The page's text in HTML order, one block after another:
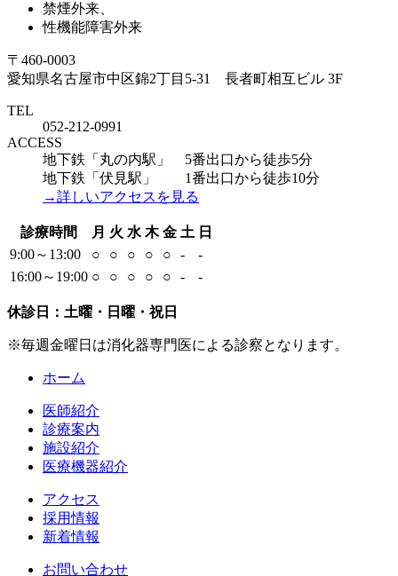
禁煙外来、
性機能障害外来
〒460-0003
愛知県名古屋市中区錦2丁目5-31 長者町相互ビル 3F
TEL
052-212-0991
ACCESS
地下鉄「丸の内駅」 5番出口から徒歩5分
地下鉄「伏見駅」 1番出口から徒歩10分
→詳しいアクセスを見る
診療時間 月 火 水 木 金 土 日
9:00～13:00
○ ○ ○ ○ ○ -
-
16:00～19:00 ○ ○ ○ ○ ○ - -
休診日：土曜・日曜・祝日
※毎週金曜日は消化器専門医による診察となります。
ホーム
医師紹介
診療案内
施設紹介
医療機器紹介
アクセス
採用情報
新着情報
お問い合わせ